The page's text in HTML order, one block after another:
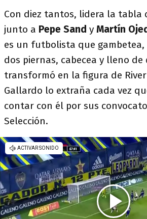
Con diez tantos, lidera la tabla
junto a Pepe Sand y Martín
es un futbolista que gambetea,
dos piernas, cabecea y lleno de
transformó en la figura de
Gallardo lo extraña cada vez
contar con él por sus
Selección.